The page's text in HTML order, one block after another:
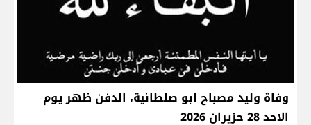
وفاة وليد مصباح ابو صلطانية، الدفن ظهر يوم
الاحد 28 حزيران 2026